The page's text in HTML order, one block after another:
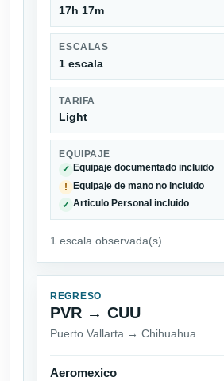
17h 17m
ESCALAS
1 escala
TARIFA
Light
EQUIPAJE
✓ Equipaje documentado incluido
! Equipaje de mano no incluido
✓ Articulo Personal incluido
1 escala observada(s)
REGRESO
PVR → CUU
Puerto Vallarta → Chihuahua
Aeromexico